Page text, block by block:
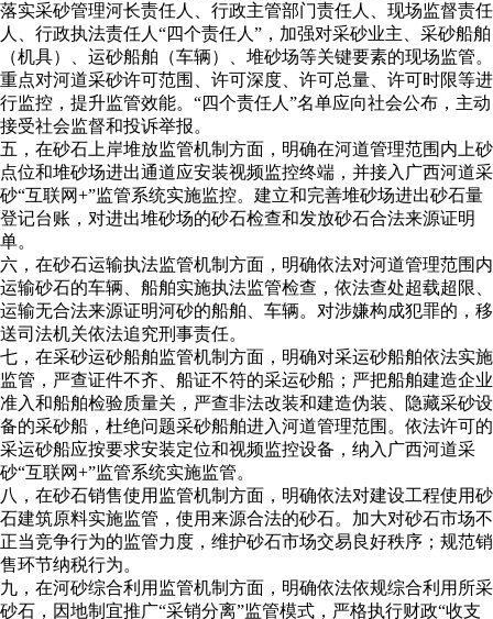
落实采砂管理河长责任人、行政主管部门责任人、现场监督责任
人、行政执法责任人“四个责任人”，加强对采砂业主、采砂船舶
（机具）、运砂船舶（车辆）、堆砂场等关键要素的现场监管。
重点对河道采砂许可范围、许可深度、许可总量、许可时限等进
行监控，提升监管效能。“四个责任人”名单应向社会公布，主动
接受社会监督和投诉举报。
五，在砂石上岸堆放监管机制方面，明确在河道管理范围内上砂
点位和堆砂场进出通道应安装视频监控终端，并接入广西河道采
砂“互联网+”监管系统实施监控。建立和完善堆砂场进出砂石量
登记台账，对进出堆砂场的砂石检查和发放砂石合法来源证明
单。
六，在砂石运输执法监管机制方面，明确依法对河道管理范围内
运输砂石的车辆、船舶实施执法监管检查，依法查处超载超限、
运输无合法来源证明河砂的船舶、车辆。对涉嫌构成犯罪的，移
送司法机关依法追究刑事责任。
七，在采砂运砂船舶监管机制方面，明确对采运砂船舶依法实施
监管，严查证件不齐、船证不符的采运砂船；严把船舶建造企业
准入和船舶检验质量关，严查非法改装和建造伪装、隐藏采砂设
备的采砂船，杜绝问题采砂船舶进入河道管理范围。依法许可的
采运砂船应按要求安装定位和视频监控设备，纳入广西河道采
砂“互联网+”监管系统实施监管。
八，在砂石销售使用监管机制方面，明确依法对建设工程使用砂
石建筑原料实施监管，使用来源合法的砂石。加大对砂石市场不
正当竞争行为的监管力度，维护砂石市场交易良好秩序；规范销
售环节纳税行为。
九，在河砂综合利用监管机制方面，明确依法依规综合利用所采
砂石，因地制宜推广“采销分离”监管模式，严格执行财政“收支